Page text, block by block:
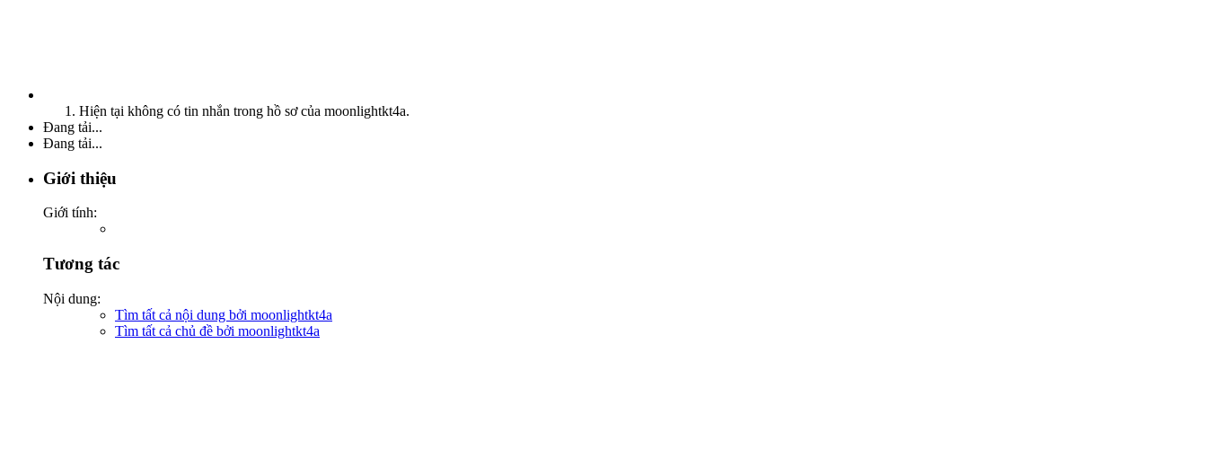
Hiện tại không có tin nhắn trong hồ sơ của moonlightkt4a.
Đang tải...
Đang tải...
Giới thiệu
Giới tính:
Tương tác
Nội dung:
Tìm tất cả nội dung bởi moonlightkt4a
Tìm tất cả chủ đề bởi moonlightkt4a